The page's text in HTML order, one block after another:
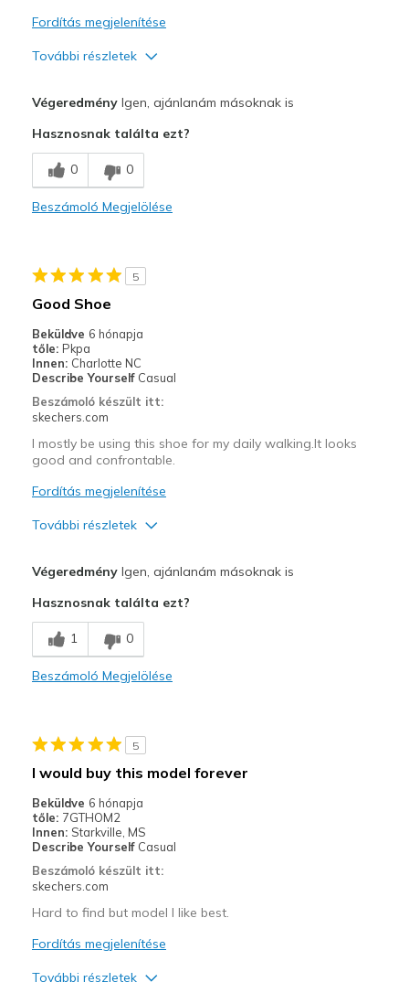
Fordítás megjelenítése
További részletek
Breathe Well
Comfortable
Appears too lightweight for long wear
Legjobb használat
Special Occasions
Width
Feels true to width
Sizing
View On Shoes
I'm Into Shoes
VégeredményIgen, ajánlanám másoknak is
Hasznosnak találta ezt?
0 0
Beszámoló Megjelölése
5
Good Shoe
Beküldve 6 hónapja
tőle: Pkpa
Innen: Charlotte NC
Describe Yourself Casual
Beszámoló készült itt:
skechers.com
I mostly be using this shoe for my daily walking.It looks
good and confrontable.
Fordítás megjelenítése
További részletek
Comfortable
Legjobb használat
Going Out
Sizing
View On Shoes
I'm Really Into Shoes
VégeredményIgen, ajánlanám másoknak is
Hasznosnak találta ezt?
1 0
Beszámoló Megjelölése
5
I would buy this model forever
Beküldve 6 hónapja
tőle: 7GTHOM2
Innen: Starkville, MS
Describe Yourself Casual
Beszámoló készült itt:
skechers.com
Hard to find but model I like best.
Fordítás megjelenítése
További részletek